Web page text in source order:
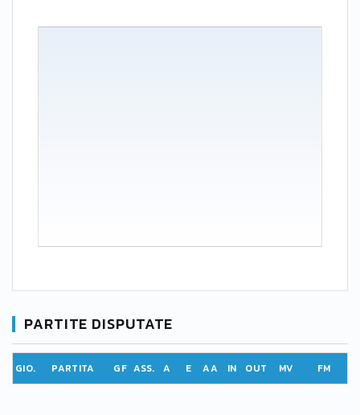
PARTITE DISPUTATE
GIO. PARTITA GF ASS. A E AA IN OUT MV FM